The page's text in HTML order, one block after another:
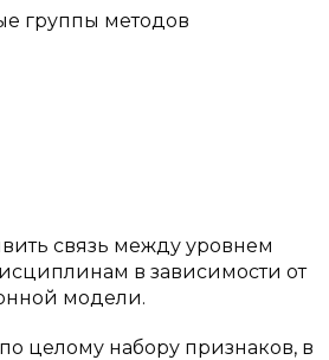
группы методов
связь между уровнем
в зависимости от
модели.
целому набору признаков, в